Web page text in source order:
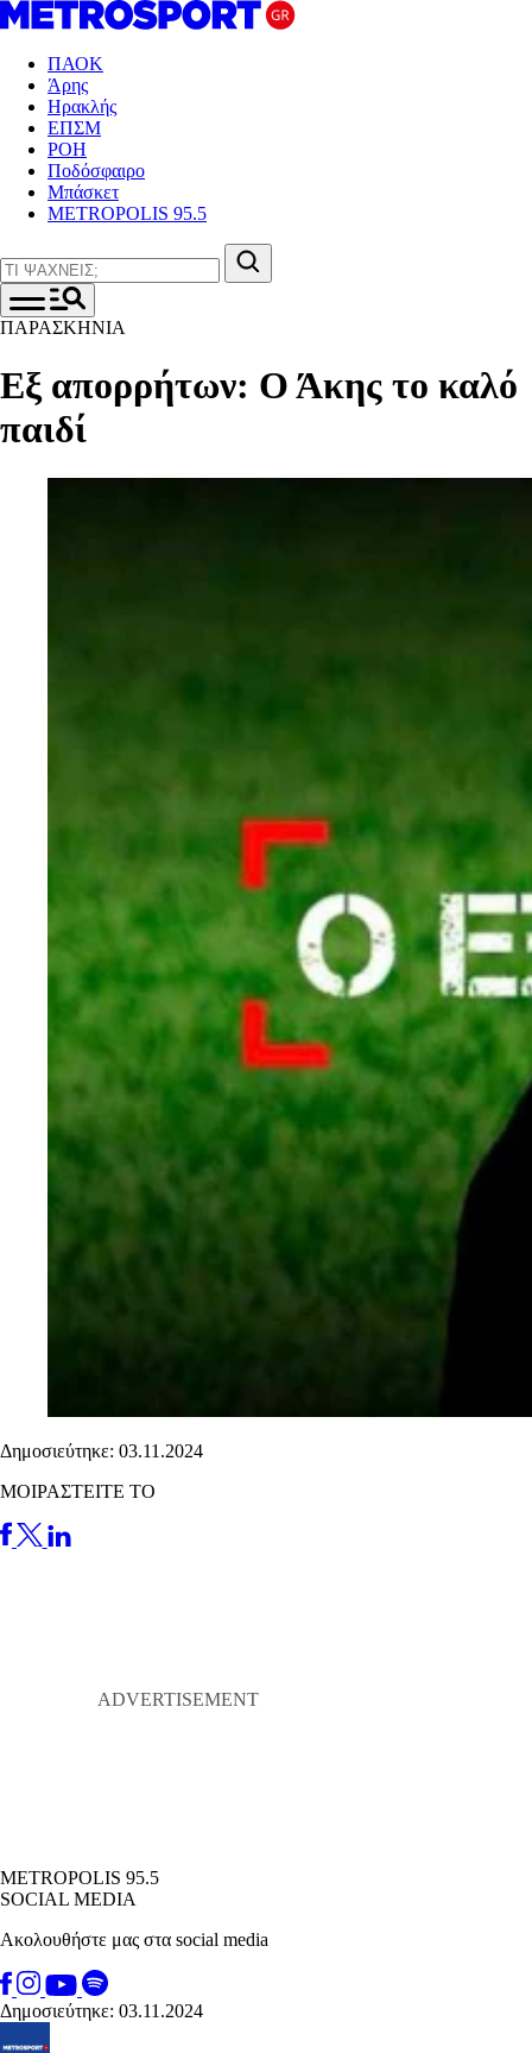
ΠΑΟΚ
Άρης
Ηρακλής
ΕΠΣΜ
ΡΟΗ
Ποδόσφαιρο
Μπάσκετ
METROPOLIS 95.5
ΠΑΡΑΣΚΗΝΙΑ
Εξ απορρήτων: Ο Άκης το καλό
παιδί
Δημοσιεύτηκε: 03.11.2024
ΜΟΙΡΑΣΤΕΙΤΕ ΤΟ
METROPOLIS 95.5
SOCIAL MEDIA
Ακολουθήστε μας στα social media
Δημοσιεύτηκε: 03.11.2024